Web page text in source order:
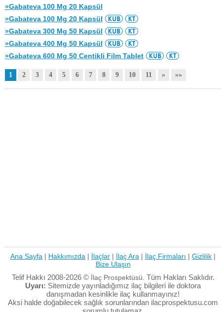
»Gabateva 100 Mg 20 Kapsül
»Gabateva 100 Mg 20 Kapsül
»Gabateva 300 Mg 50 Kapsül
»Gabateva 400 Mg 50 Kapsül
»Gabateva 600 Mg 50 Centikli Film Tablet
1 2 3 4 5 6 7 8 9 10 11 » »»
Ana Sayfa | Hakkımızda | İlaçlar | İlaç Ara | İlaç Firmaları | Gizlilik |
Bize Ulaşın
Telif Hakkı 2008-2026 © İlaç Prospektüsü. Tüm Hakları Saklıdır.
Uyarı: Sitemizde yayınladığımız ilaç bilgileri ile doktora
danışmadan kesinlikle ilaç kullanmayınız!
Aksi halde doğabilecek sağlık sorunlarından ilacprospektusu.com